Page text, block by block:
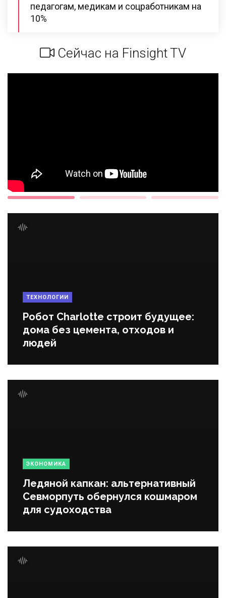
педагогам, медикам и соцработникам на
10%
Сейчас на Finsight TV
ТЕХНОЛОГИИ
Робот Charlotte строит будущее:
дома без цемента, отходов и
людей
ЭКОНОМИКА
Ледяной капкан: альтернативный
Севморпуть обернулся кошмаром
для судоходства